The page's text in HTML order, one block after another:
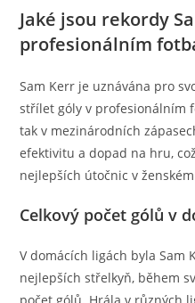
Jaké jsou rekordy
profesionálním
Sam Kerr je uznávána pro
střílet góly v profesionálním
tak v mezinárodních
efektivitu a dopad na hru,
nejlepších útočnic v
Celkový počet gólů v
V domácích ligách byla Sam
nejlepších střelkyň, během
počet gólů. Hrála v různých